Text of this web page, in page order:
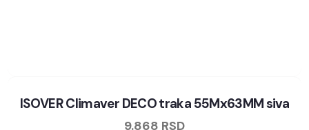
ISOVER Climaver DECO traka 55Mx63MM siva
9.868 RSD